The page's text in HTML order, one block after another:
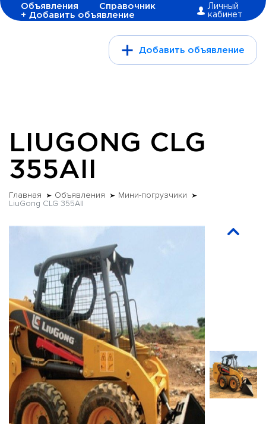
Объявления
Справочник
+ Добавить объявление
Личный
кабинет
Добавить объявление
LIUGONG CLG
355AII
Главная Объявления
Мини-погрузчики
LiuGong CLG 355AII